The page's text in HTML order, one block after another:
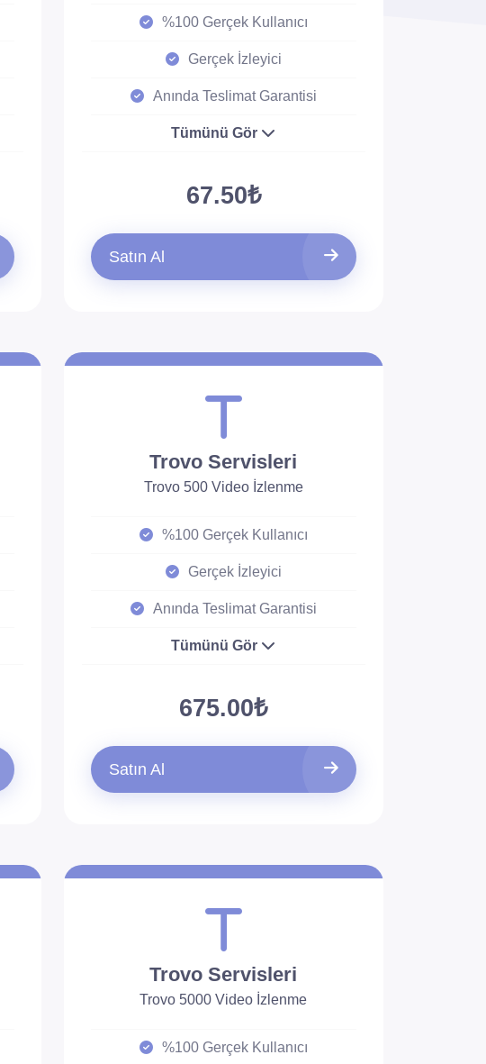
%100 Gerçek Kullanıcı
Gerçek İzleyici
Anında Teslimat Garantisi
Tümünü Gör
67.50₺
Satın Al
Trovo Servisleri
Trovo 500 Video İzlenme
%100 Gerçek Kullanıcı
Gerçek İzleyici
Anında Teslimat Garantisi
Tümünü Gör
675.00₺
Satın Al
Trovo Servisleri
Trovo 5000 Video İzlenme
%100 Gerçek Kullanıcı